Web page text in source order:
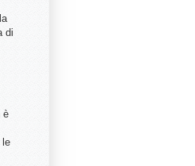
di
è
le